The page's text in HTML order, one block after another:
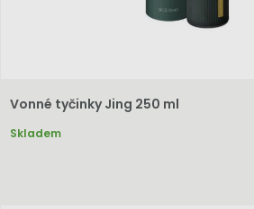
Vonné tyčinky Jing 250 ml
Skladem